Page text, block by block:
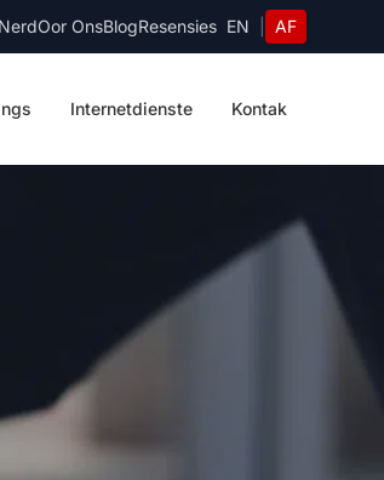
Oor OnsBlogResensies EN AF
Internetdienste Kontak